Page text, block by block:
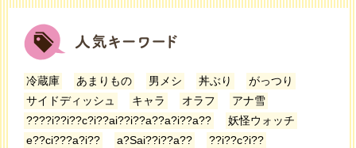
冷蔵庫 あまりもの 男メシ 丼ぶり
がっつり
サイドディッシュ
キャラ オラフ
アナ雪
????i??i??c?i??ai??i??a??a?i??a??
妖怪ウォッチ
e??ci???a?i??
a?Sai??i??a??
??i??c?i??